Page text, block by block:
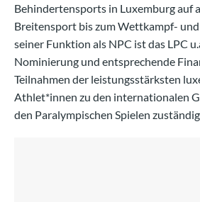
Behindertensports in Luxemburg auf
Breitensport bis zum Wettkampf-
seiner Funktion als NPC ist das LPC
Nominierung und entsprechende
Teilnahmen der leistungsstärksten
Athlet*innen zu den internationalen
den Paralympischen Spielen zuständig.